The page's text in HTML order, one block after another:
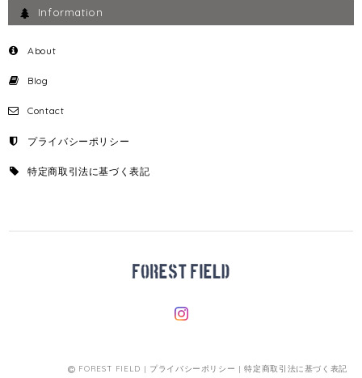
Information
About
Blog
Contact
プライバシーポリシー
特定商取引法に基づく表記
FOREST FIELD | プライバシーポリシー |特定商取引法に基づく表記